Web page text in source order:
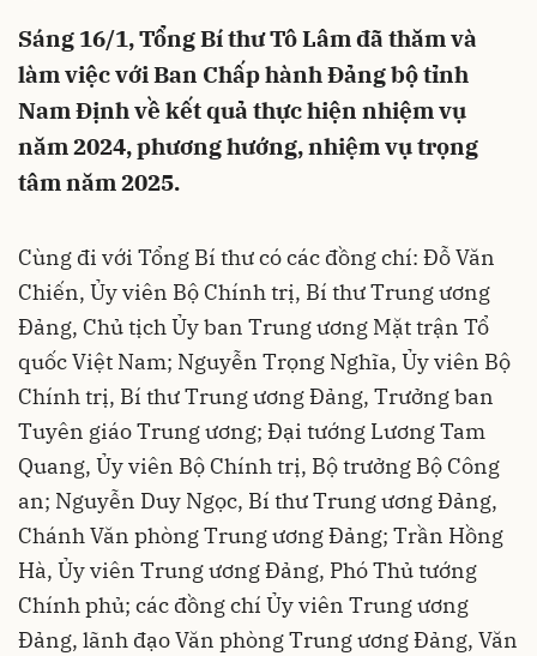
Sáng 16/1, Tổng Bí thư Tô Lâm đã thăm và
làm việc với Ban Chấp hành Đảng bộ tỉnh
Nam Định về kết quả thực hiện nhiệm vụ
năm 2024, phương hướng, nhiệm vụ trọng
tâm năm 2025.
Cùng đi với Tổng Bí thư có các đồng chí: Đỗ Văn
Chiến, Ủy viên Bộ Chính trị, Bí thư Trung ương
Đảng, Chủ tịch Ủy ban Trung ương Mặt trận Tổ
quốc Việt Nam; Nguyễn Trọng Nghĩa, Ủy viên Bộ
Chính trị, Bí thư Trung ương Đảng, Trưởng ban
Tuyên giáo Trung ương; Đại tướng Lương Tam
Quang, Ủy viên Bộ Chính trị, Bộ trưởng Bộ Công
an; Nguyễn Duy Ngọc, Bí thư Trung ương Đảng,
Chánh Văn phòng Trung ương Đảng; Trần Hồng
Hà, Ủy viên Trung ương Đảng, Phó Thủ tướng
Chính phủ; các đồng chí Ủy viên Trung ương
Đảng, lãnh đạo Văn phòng Trung ương Đảng, Văn
Hủy